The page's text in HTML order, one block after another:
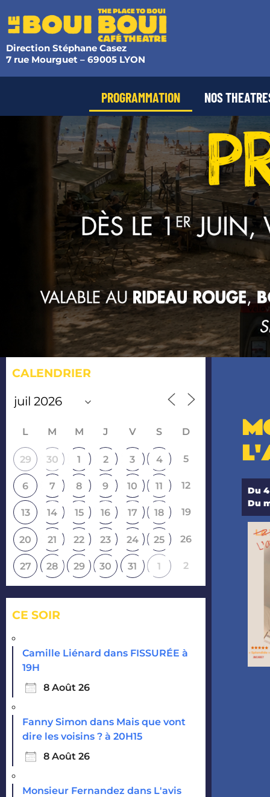
Direction Stéphane Casez
7 rue Mourguet – 69005 LYON
PROGRAMMATION NOS
CALENDRIER
L M M J V S D
29 30 1 2 3 4 5
6 7 8 9 10 11 12
13 14 15 16 17 18 19
20 21 22 23 24 25 26
27 28 29 30 31 1 2
CE SOIR
Camille Liénard dans FISSURÉE à
19H
8 Août 26
Fanny Simon dans Mais que vont
dire les voisins ? à 20H15
8 Août 26
Monsieur Fernandez dans L'avis
Du
Du